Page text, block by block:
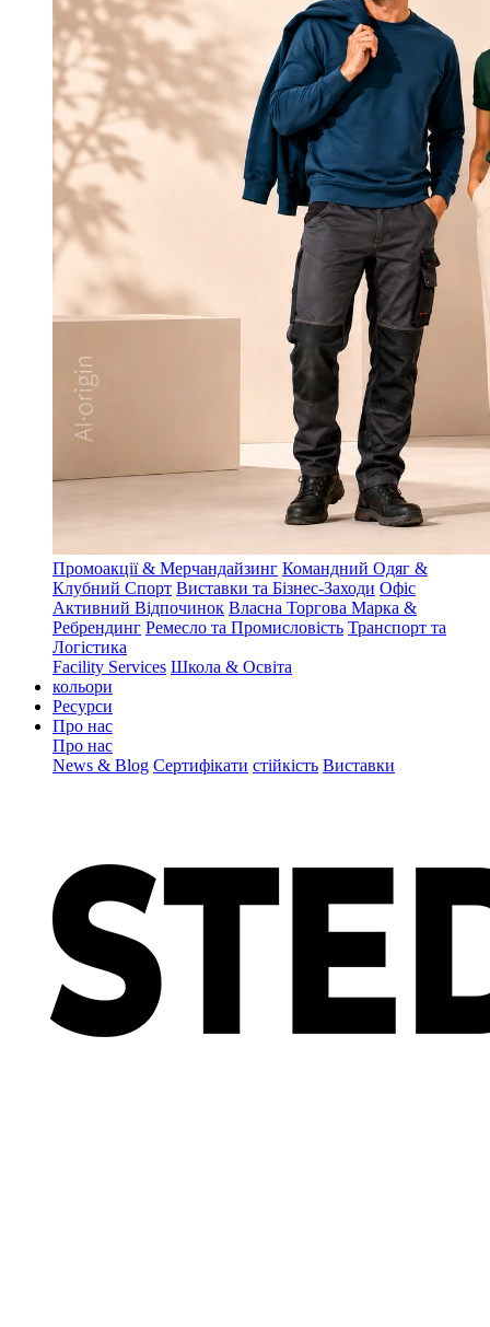
Промоакції & Мерчандайзинг Командний Одяг &
Клубний Спорт Виставки та Бізнес-Заходи Офіс
Активний Відпочинок Власна Торгова Марка &
Ребрендинг Ремесло та Промисловість Транспорт та
Логістика
Facility Services Школа & Освіта
кольори
Ресурси
Про нас
Про нас
News & Blog Сертифікати стійкість Виставки